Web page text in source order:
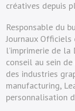
créatives depuis
Responsable du
Journaux
l’imprimerie de
conseil au sein
des industries
manufacturing,
personnalisation